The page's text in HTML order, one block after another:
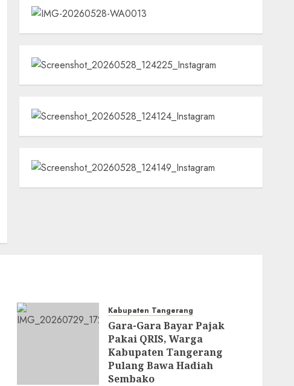
Kabupaten Tangerang
Gara-Gara Bayar Pajak
Pakai QRIS, Warga
Kabupaten Tangerang
Pulang Bawa Hadiah
Sembako